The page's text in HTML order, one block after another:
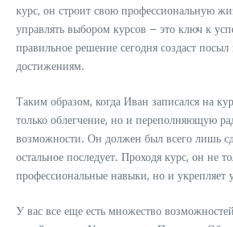
курс, он строит свою профессиональную
управлять выбором курсов – это ключ к
правильное решение сегодня создаст
достижениям.
Таким образом, когда Иван записался на
только облегчение, но и переполняющую
возможности. Он должен был всего лишь
остальное последует. Проходя курс, он не
профессиональные навыки, но и укрепляет
У вас все еще есть множество